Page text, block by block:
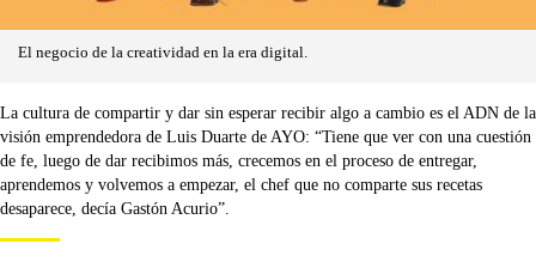
El negocio de la creatividad en la era digital.
La cultura de compartir y dar sin esperar recibir algo a cambio es el ADN de la
visión emprendedora de Luis Duarte de AYO: “Tiene que ver con una cuestión
de fe, luego de dar recibimos más, crecemos en el proceso de entregar,
aprendemos y volvemos a empezar, el chef que no comparte sus recetas
desaparece, decía Gastón Acurio”.